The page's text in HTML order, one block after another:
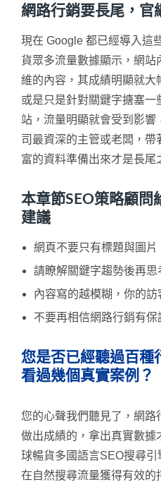
網路行銷要長尾，官
現在 Google 都已經導入這
貨眾多流量數據顯示，網
維的內容，其成績明顯就大
或是只是針對關鍵字搪塞一
站，流量明顯就會受到影
司最資深的主管或老闆，
富的資料準備出來才是長尾
本章節SEO策略顧問
建議
網頁不要只有標題與圖片
請瞭解關鍵字趨勢後再思
內容寫的越模糊，你的訪
不要再相信網路行銷有保
您是否已經聽過百種
看過幾個真實案例？
您的心聲我們聽見了，網路
做出成績的，拿出真實數據
球暢貨多國語言SEO搜尋
在自然搜尋流量獲得有效的